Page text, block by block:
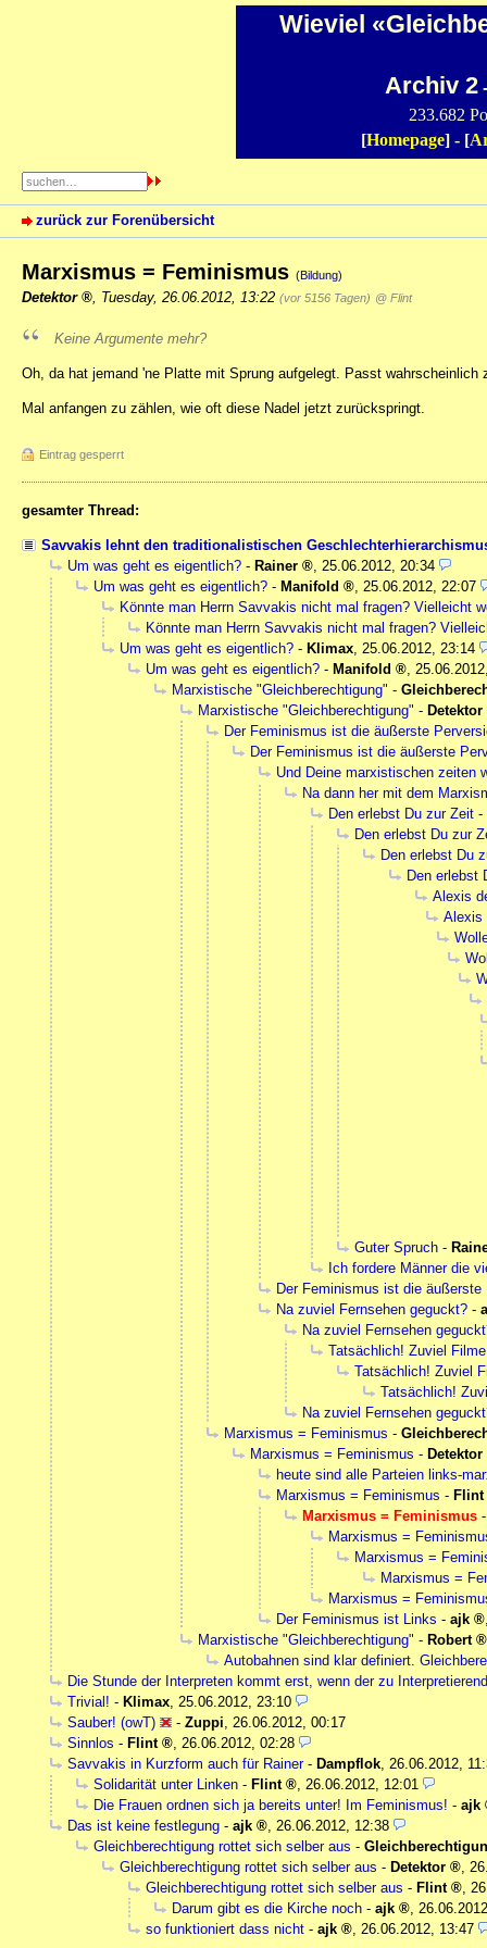
Wieviel
Archiv 2
233.682
[Homepage] - [
zurück zur Forenübersicht
Marxismus = Feminismus (Bildung)
Detektor Tuesday, 26.06.2012, 13:22 (vor 5156 Tagen) @ Flint
Keine Argumente mehr?
Oh, da hat jemand 'ne Platte mit Sprung aufgelegt. Passt wahrscheinlich
Mal anfangen zu zählen, wie oft diese Nadel jetzt zurückspringt.
Eintrag gesperrt
gesamter Thread:
Savvakis lehnt den traditionalistischen
Um was geht es eigentlich? - Rainer , 25.06.2012, 20:34
Um was geht es eigentlich? - Manifold , 25.06.2012, 22:07
Könnte man Herrn Savvakis nicht mal fragen? Vielleicht
Könnte man Herrn Savvakis nicht mal fragen?
Um was geht es eigentlich? - Klimax, 25.06.2012, 23:14
Um was geht es eigentlich? - Manifold ,
Marxistische "Gleichberechtigung" -
Marxistische "Gleichberechtigung" - Detektor
Der Feminismus ist die äußerste
Der Feminismus ist die äußerste
Und Deine marxistischen zeiten
Na dann her mit dem
Den erlebst Du zur Zeit -
Den erlebst Du zur
Den erlebst Du
Den erlebst
Alexis
Alexis
Guter Spruch -
Ich fordere Männer die
Der Feminismus ist die
Na zuviel Fernsehen geguckt? -
Na zuviel Fernsehen
Tatsächlich! Zuviel
Tatsächlich! Zuviel
Tatsächlich!
Na zuviel Fernsehen
Marxismus = Feminismus -
Marxismus = Feminismus - Detektor
heute sind alle Parteien links-
Marxismus = Feminismus - Flint
Marxismus = Feminismus
Marxismus =
Marxismus =
Marxismus =
Marxismus =
Der Feminismus ist Links - ajk
Marxistische "Gleichberechtigung" - Robert
Autobahnen sind klar definiert.
Die Stunde der Interpreten kommt erst, wenn der zu
Trivial! - Klimax, 25.06.2012, 23:10
Sauber! (owT)
- Zuppi, 26.06.2012, 00:17
Sinnlos - Flint , 26.06.2012, 02:28
Savvakis in Kurzform auch für Rainer- Dampflok, 26.06.2012,
Solidarität unter Linken - Flint , 26.06.2012, 12:01
Die Frauen ordnen sich ja bereits unter! Im Feminismus! - ajk
Das ist keine festlegung - ajk , 26.06.2012, 12:38
Gleichberechtigung rottet sich selber aus -
Gleichberechtigung rottet sich selber aus - Detektor ,
Gleichberechtigung rottet sich selber aus - Flint ,
Darum gibt es die Kirche noch - ajk ,
so funktioniert dass nicht - ajk , 26.06.2012, 13:47